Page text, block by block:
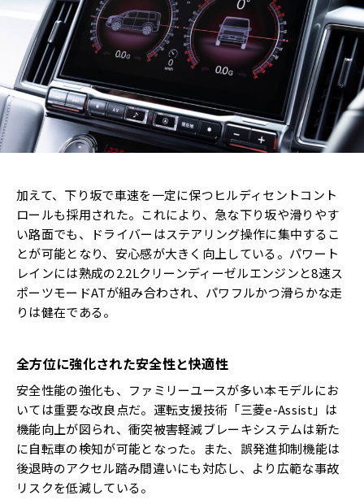
加えて、下り坂で車速を一定に保つヒルディセントコント
ロールも採用された。これにより、急な下り坂や滑りやす
い路面でも、ドライバーはステアリング操作に集中するこ
とが可能となり、安心感が大きく向上している。パワート
レインには熟成の2.2Lクリーンディーゼルエンジンと8速ス
ポーツモードATが組み合わされ、パワフルかつ滑らかな走
りは健在である。
全方位に強化された安全性と快適性
安全性能の強化も、ファミリーユースが多い本モデルにお
いては重要な改良点だ。運転支援技術「三菱e-Assist」は
機能向上が図られ、衝突被害軽減ブレーキシステムは新た
に自転車の検知が可能となった。また、誤発進抑制機能は
後退時のアクセル踏み間違いにも対応し、より広範な事故
リスクを低減している。